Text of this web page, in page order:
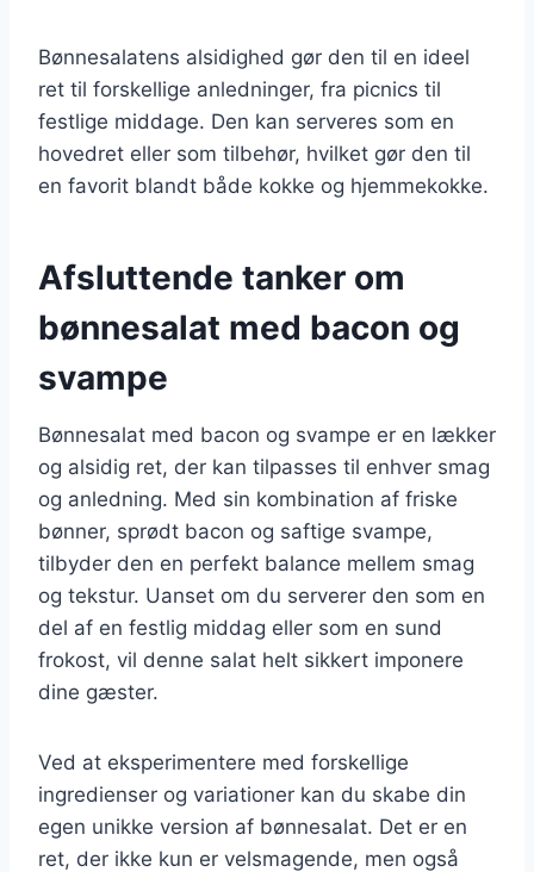
Bønnesalatens alsidighed gør den til en ideel
ret til forskellige anledninger, fra picnics til
festlige middage. Den kan serveres som en
hovedret eller som tilbehør, hvilket gør den til
en favorit blandt både kokke og hjemmekokke.
Afsluttende tanker om
bønnesalat med bacon og
svampe
Bønnesalat med bacon og svampe er en lækker
og alsidig ret, der kan tilpasses til enhver smag
og anledning. Med sin kombination af friske
bønner, sprødt bacon og saftige svampe,
tilbyder den en perfekt balance mellem smag
og tekstur. Uanset om du serverer den som en
del af en festlig middag eller som en sund
frokost, vil denne salat helt sikkert imponere
dine gæster.
Ved at eksperimentere med forskellige
ingredienser og variationer kan du skabe din
egen unikke version af bønnesalat. Det er en
ret, der ikke kun er velsmagende, men også